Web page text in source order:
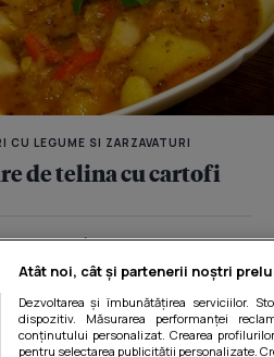
CU LEGUME SI ZARZAVATURI
de telina cu cartofi
Atât noi, cât și partenerii noștri
Dezvoltarea și îmbunătățirea serviciilor.
dispozitiv. Măsurarea performanței
conținutului personalizat. Crearea
pentru selectarea publicității personalizate.